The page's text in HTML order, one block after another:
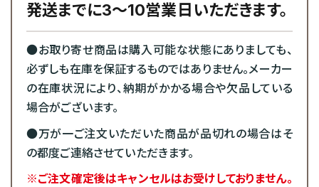
発送までに3～10営業日いただきます。
●お取り寄せ商品は購入可能な状態にありましても、
必ずしも在庫を保証するものではありません。メーカー
の在庫状況により、納期がかかる場合や欠品している
場合がございます。
●万が一ご注文いただいた商品が品切れの場合はそ
の都度ご連絡させていただきます。
※ご注文確定後はキャンセルはお受けしておりません。